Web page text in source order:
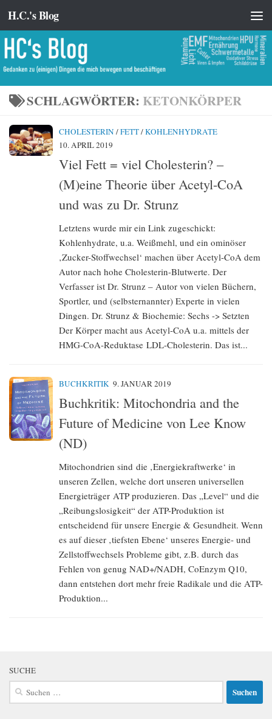
Zum Inhalt springen
H.C.'s Blog
SCHLAGWÖRTER: KETONKÖRPER
CHOLESTERIN /FETT/KOHLENHYDRATE
10. APRIL 2019
Viel Fett = viel Cholesterin? –
(M)eine Theorie über Acetyl-CoA
und was zu Dr. Strunz
Letztens wurde mir ein Link zugeschickt:
Kohlenhydrate, u.a. Weißmehl, und ein ominöser
‚Zucker-Stoffwechsel‘ machen über Acetyl-CoA dem
Autor nach hohe Cholesterin-Blutwerte. Der
Verfasser ist Dr. Strunz – Autor von vielen Büchern,
Sportler, und (selbsternannter) Experte in vielen
Dingen. Dr. Strunz & Biochemie: Sechs -> Setzten
Der Körper macht aus Acetyl-CoA u.a. mittels der
HMG-CoA-Reduktase LDL-Cholesterin. Das ist...
BUCHKRITIK 9. JANUAR 2019
Buchkritik: Mitochondria and the
Future of Medicine von Lee Know
(ND)
Mitochondrien sind die ‚Energiekraftwerke‘ in
unseren Zellen, welche dort unseren universellen
Energieträger ATP produzieren. Das „Level“ und die
„Reibungslosigkeit“ der ATP-Produktion ist
entscheidend für unsere Energie & Gesundheit. Wenn
es auf dieser ‚tiefsten Ebene‘ unseres Energie- und
Zellstoffwechsels Probleme gibt, z.B. durch das
Fehlen von genug NAD+/NADH, CoEnzym Q10,
dann entstehen dort mehr freie Radikale und die ATP-
Produktion...
SUCHE
Suchen
nach: